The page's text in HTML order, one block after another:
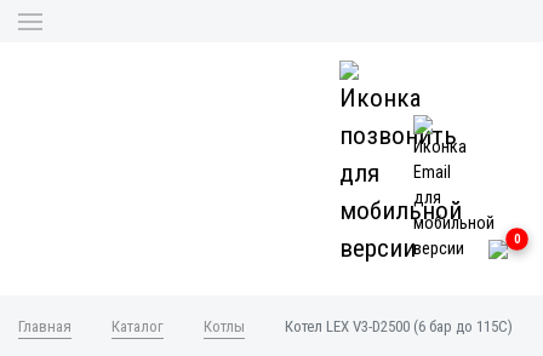
0
Главная Каталог Котлы Котел LEX V3-D2500 (6 бар до 115С)